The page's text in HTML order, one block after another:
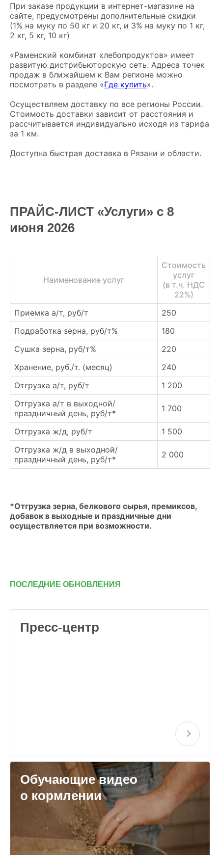
При заказе продукции в интернет-магазине на
сайте, предусмотрены дополнительные скидки
(1% на муку по 50 кг и 20 кг, и 3% на муку по 1 кг,
2 кг, 5 кг, 10 кг)
«Раменский комбинат хлебопродуктов» имеет
развитую дистрибьюторскую сеть. Адреса точек
продаж в ближайшем к Вам регионе можно
посмотреть в разделе «Где купить».
Осуществляем доставку по все регионы России.
Стоимость доставки зависит от расстояния и
рассчитывается индивидуально исходя из тарифа
за 1 км.
Доступна быстрая доставка в Рязани и области.
ПРАЙС-ЛИСТ «Услуги» с 8
июня 2026
Наименование услуг
Стоимость
услуг
(в т.ч. НДС
22%)
Приемка а/т, руб/т
250
Подработка зерна, руб/т%
180
Сушка зерна, руб/т%
220
Хранение, руб./т. (месяц)
240
Отгрузка а/т, руб/т
1 200
Отгрузка а/т в выходной/
праздничный день, руб/т*
1 700
Отгрузка ж/д, руб/т
1 500
Отгрузка ж/д в выходной/
праздничный день, руб/т*
2 000
*Отгрузка зерна, белкового сырья, премиксов,
добавок в выходные и праздничные дни
осуществляется при возможности.
ПОСЛЕДНИЕ ОБНОВЛЕНИЯ
Пресс-центр
Обучающие видео
о кормлении